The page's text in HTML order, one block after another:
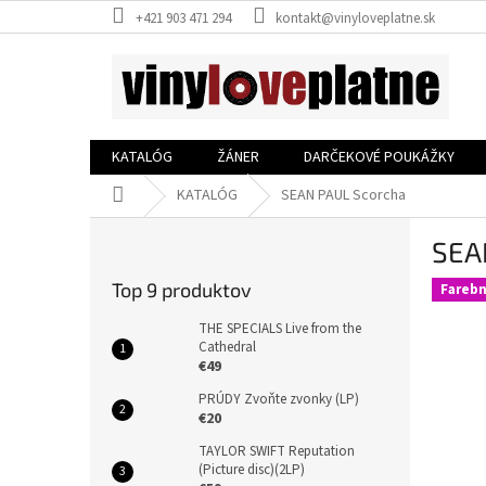
na
+421 903 471 294 kontakt@vinyloveplatne.sk
KATALÓG ŽÁNER DARČEKOVÉ POUKÁŽKY
DomovKATALÓG SEAN PAUL Scorcha
Top 9 produktov
THE SPECIALS Live from the
Cathedral
€49
PRÚDY Zvoňte zvonky (LP)
€20
TAYLOR SWIFT Reputation
(Picture disc)(2LP)